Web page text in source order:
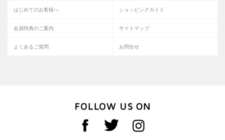
はじめてのお客様へ ショッピングガイド
会員特典のご案内 サイトマップ
よくあるご質問 お問合せ